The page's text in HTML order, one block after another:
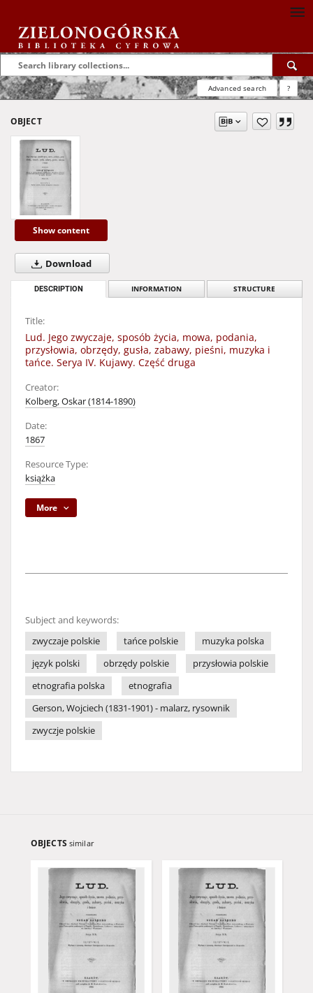
Advanced search ?
OBJECT
Show content
Download
DESCRIPTION INFORMATION STRUCTURE
Title:
Lud. Jego zwyczaje, sposób życia, mowa, podania,
przysłowia, obrzędy, gusła, zabawy, pieśni, muzyka i
tańce. Serya IV. Kujawy. Część druga
Creator:
Kolberg, Oskar (1814-1890)
Date:
1867
Resource Type:
książka
More
Subject and keywords:
zwyczaje polskie
tańce polskie
muzyka polska
język polski
obrzędy polskie
przysłowia polskie
etnografia polska
etnografia
Gerson, Wojciech (1831-1901) - malarz, rysownik
zwyczje polskie
OBJECTS similar